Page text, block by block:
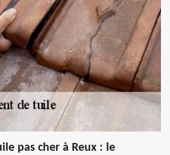
pas cher à Reux : le